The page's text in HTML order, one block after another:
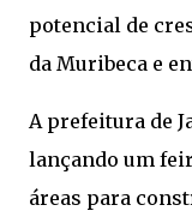
potencial de
da Muribeca e
A prefeitura de
lançando um
áreas para